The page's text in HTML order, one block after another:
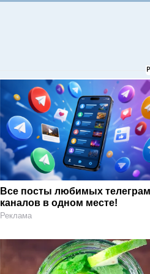
Все посты любимых
каналов в одном месте!
Реклама